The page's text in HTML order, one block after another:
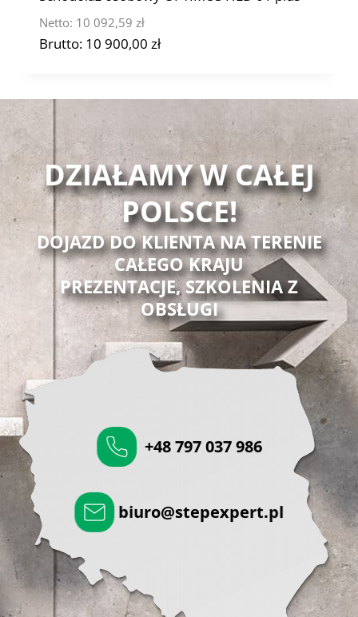
Netto: 10 092,59 zł
Brutto: 10 900,00 zł
DZIAŁAMY W CAŁEJ
POLSCE!
DOJAZD DO KLIENTA NA TERENIE
CAŁEGO KRAJU
PREZENTACJE, SZKOLENIA Z
OBSŁUGI
+48 797 037 986
biuro@stepexpert.pl